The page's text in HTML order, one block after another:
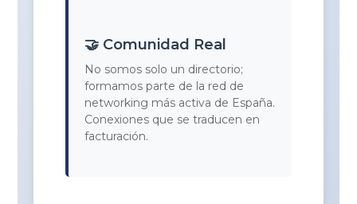
🤝 Comunidad Real
No somos solo un directorio;
formamos parte de la red de
networking más activa de España.
Conexiones que se traducen en
facturación.